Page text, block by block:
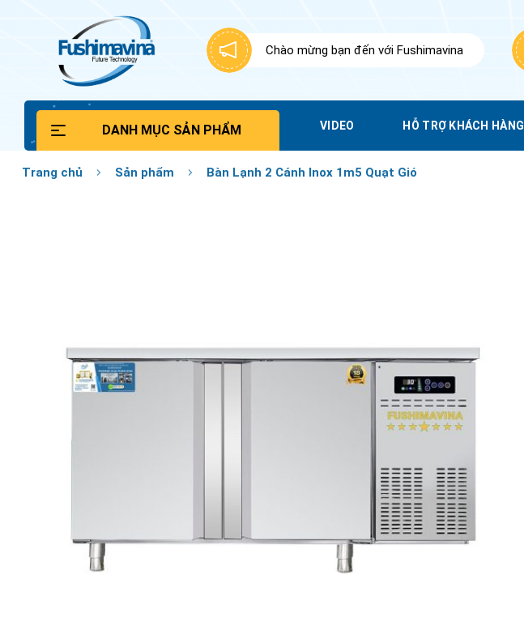
Chào mừng bạn đến với Fushimavina
DANH MỤC SẢN PHẨM VIDEO HỖ TRỢ KHÁCH HÀNG
Trang chủ Sản phẩm Bàn Lạnh 2 Cánh Inox 1m5 Quạt Gió